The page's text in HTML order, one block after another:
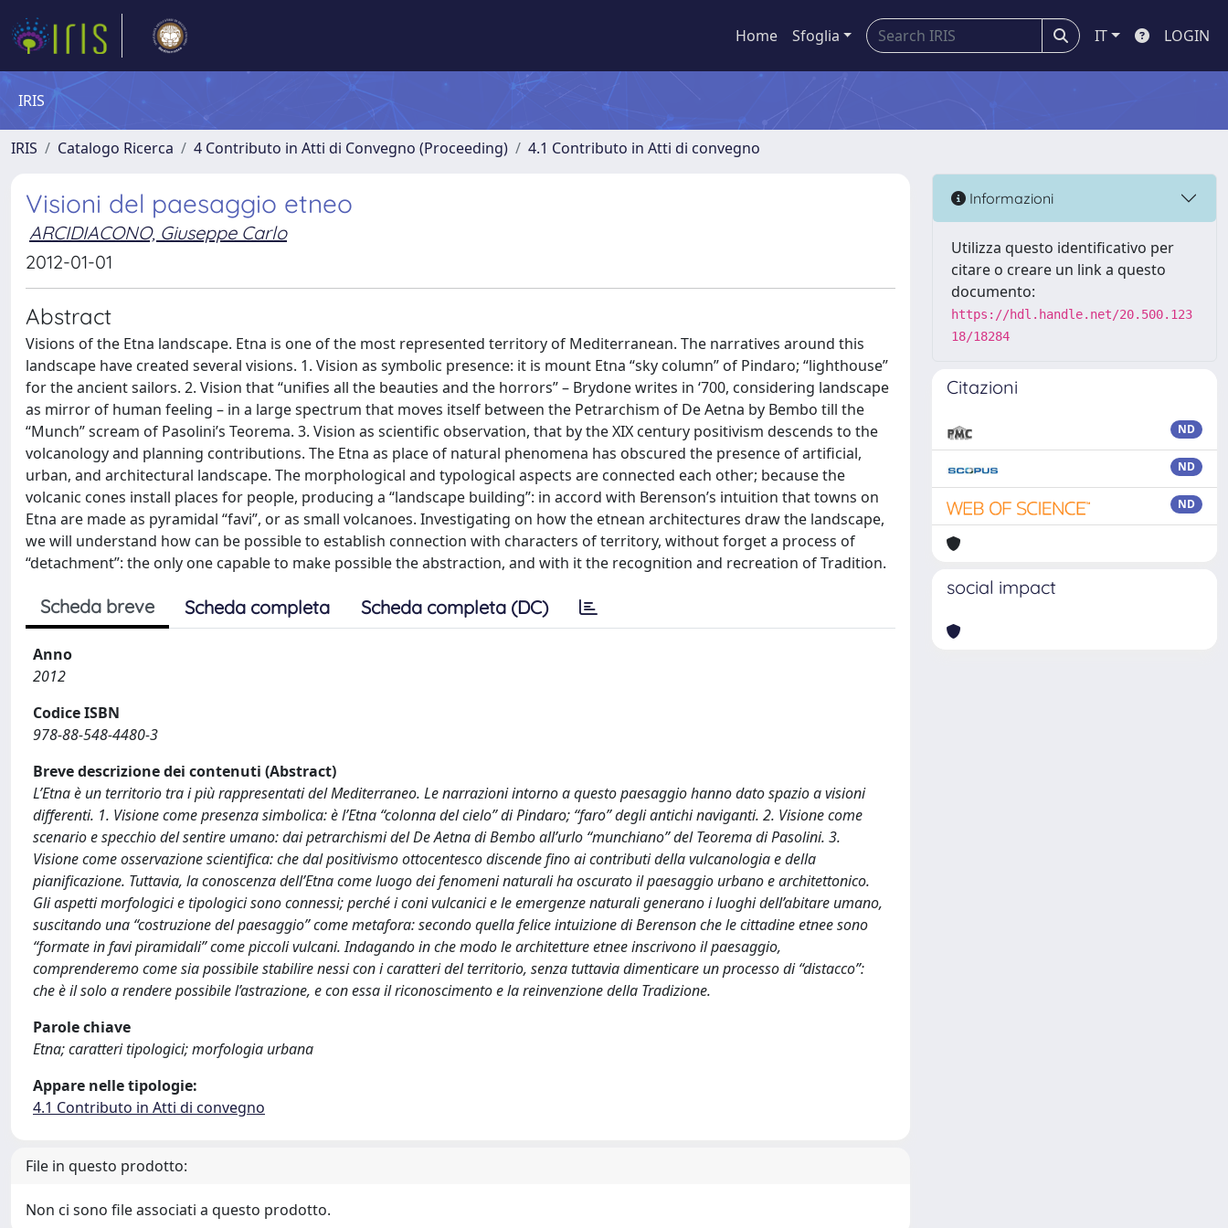
Home Sfoglia IT LOGIN
IRIS
IRIS Catalogo Ricerca 4 Contributo in Atti di Convegno (Proceeding) 4.1 Contributo in Atti di convegno
Visioni del paesaggio etneo
ARCIDIACONO, Giuseppe Carlo
2012-01-01
Abstract
Visions of the Etna landscape. Etna is one of the most represented territory of Mediterranean. The narratives around this
landscape have created several visions. 1. Vision as symbolic presence: it is mount Etna “sky column” of Pindaro; “lighthouse”
for the ancient sailors. 2. Vision that “unifies all the beauties and the horrors” – Brydone writes in ‘700, considering landscape
as mirror of human feeling – in a large spectrum that moves itself between the Petrarchism of De Aetna by Bembo till the
“Munch” scream of Pasolini’s Teorema. 3. Vision as scientific observation, that by the XIX century positivism descends to the
volcanology and planning contributions. The Etna as place of natural phenomena has obscured the presence of artificial,
urban, and architectural landscape. The morphological and typological aspects are connected each other; because the
volcanic cones install places for people, producing a “landscape building”: in accord with Berenson’s intuition that towns on
Etna are made as pyramidal “favi”, or as small volcanoes. Investigating on how the etnean architectures draw the landscape,
we will understand how can be possible to establish connection with characters of territory, without forget a process of
“detachment”: the only one capable to make possible the abstraction, and with it the recognition and recreation of Tradition.
Scheda breve Scheda completa Scheda completa (DC)
Anno
2012
Codice ISBN
978-88-548-4480-3
Breve descrizione dei contenuti (Abstract)
L’Etna è un territorio tra i più rappresentati del Mediterraneo. Le narrazioni intorno a questo paesaggio hanno dato spazio a visioni
differenti. 1. Visione come presenza simbolica: è l’Etna “colonna del cielo” di Pindaro; “faro” degli antichi naviganti. 2. Visione come
scenario e specchio del sentire umano: dai petrarchismi del De Aetna di Bembo all’urlo “munchiano” del Teorema di Pasolini. 3.
Visione come osservazione scientifica: che dal positivismo ottocentesco discende fino ai contributi della vulcanologia e della
pianificazione. Tuttavia, la conoscenza dell’Etna come luogo dei fenomeni naturali ha oscurato il paesaggio urbano e architettonico.
Gli aspetti morfologici e tipologici sono connessi; perché i coni vulcanici e le emergenze naturali generano i luoghi dell’abitare umano,
suscitando una “costruzione del paesaggio” come metafora: secondo quella felice intuizione di Berenson che le cittadine etnee sono
“formate in favi piramidali” come piccoli vulcani. Indagando in che modo le architetture etnee inscrivono il paesaggio,
comprenderemo come sia possibile stabilire nessi con i caratteri del territorio, senza tuttavia dimenticare un processo di “distacco”:
che è il solo a rendere possibile l’astrazione, e con essa il riconoscimento e la reinvenzione della Tradizione.
Parole chiave
Etna; caratteri tipologici; morfologia urbana
Appare nelle tipologie:
4.1 Contributo in Atti di convegno
File in questo prodotto:
Non ci sono file associati a questo prodotto.
Informazioni
Utilizza questo identificativo per
citare o creare un link a questo
documento:
https://hdl.handle.net/20.500.123
18/18284
Citazioni
ND
ND
ND
social impact